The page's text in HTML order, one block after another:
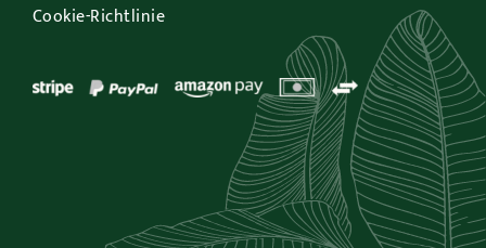
Cookie-Richtlinie